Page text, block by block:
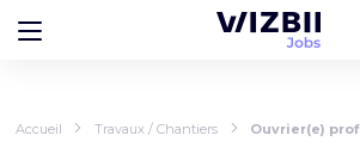
Accueil Travaux / Chantiers Ouvrier(e)